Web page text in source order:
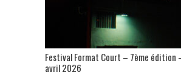
Festival Format Court – 7ème édition
avril 2026